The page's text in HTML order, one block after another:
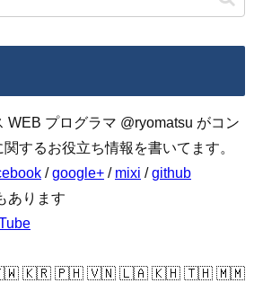
WEB プログラマ @ryomatsu がコン
するお役立ち情報を書いてます。
/google+ / mixi /github
あります
🇰🇷 🇵🇭 🇻🇳 🇱🇦 🇰🇭 🇹🇭 🇲🇲